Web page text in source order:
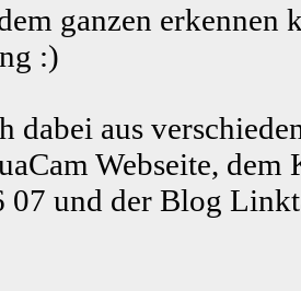
ganzen erkennen
:)
dabei aus
Webseite,
und der Blog